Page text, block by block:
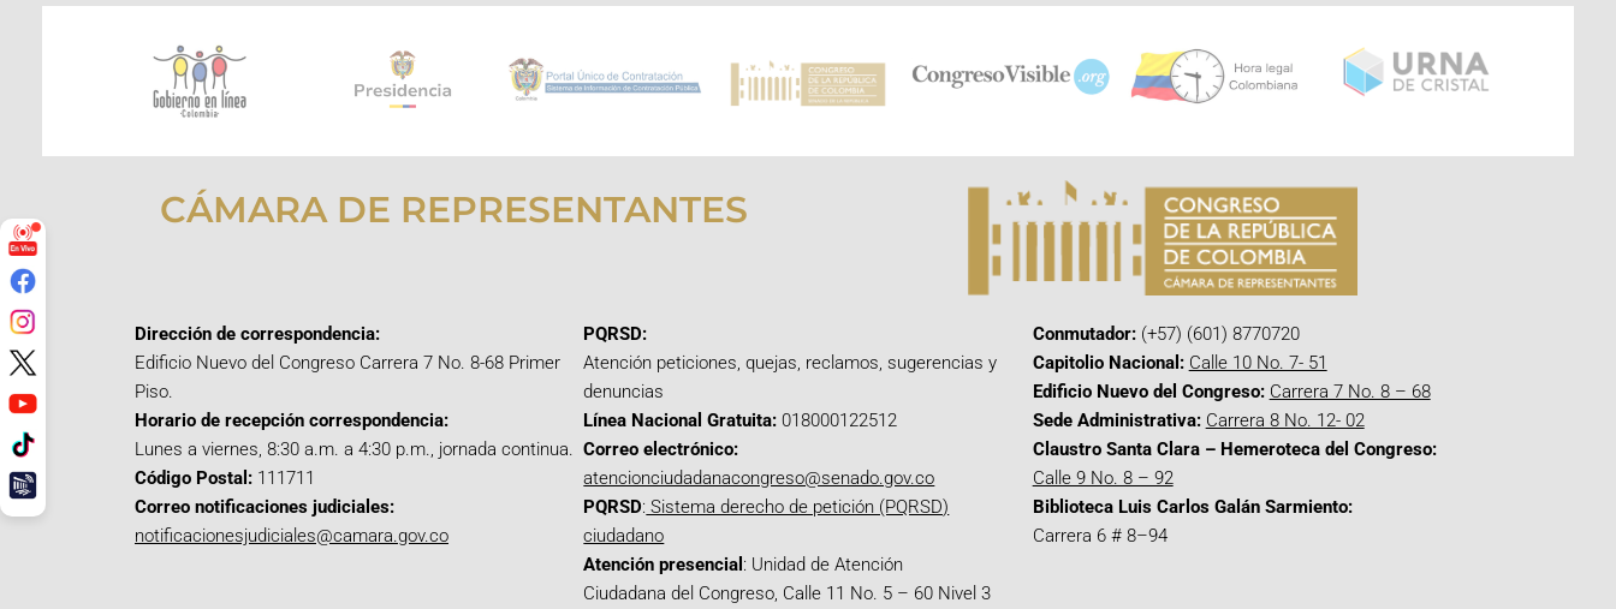
CÁMARA DE REPRESENTANTES
Dirección de correspondencia:
Edificio Nuevo del Congreso Carrera 7 No. 8-68 Primer
Piso.
Horario de recepción correspondencia:
Lunes a viernes, 8:30 a.m. a 4:30 p.m., jornada continua.
Código Postal: 111711
Correo notificaciones judiciales:
notificacionesjudiciales@camara.gov.co
PQRSD:
Atención peticiones, quejas, reclamos, sugerencias y
denuncias
Línea Nacional Gratuita: 018000122512
Correo electrónico:
atencionciudadanacongreso@senado.gov.co
PQRSD: Sistema derecho de petición (PQRSD)
ciudadano
Atención presencial : Unidad de Atención
Ciudadana del Congreso, Calle 11 No. 5 – 60 Nivel 3
Conmutador:(+57) (601) 8770720
Capitolio Nacional: Calle 10 No. 7- 51
Edificio Nuevo del Congreso: Carrera 7 No. 8 – 68
Sede Administrativa: Carrera 8 No. 12- 02
Claustro Santa Clara – Hemeroteca del Congreso:
Calle 9 No. 8 – 92
Biblioteca Luis Carlos Galán Sarmiento:
Carrera 6 # 8–94